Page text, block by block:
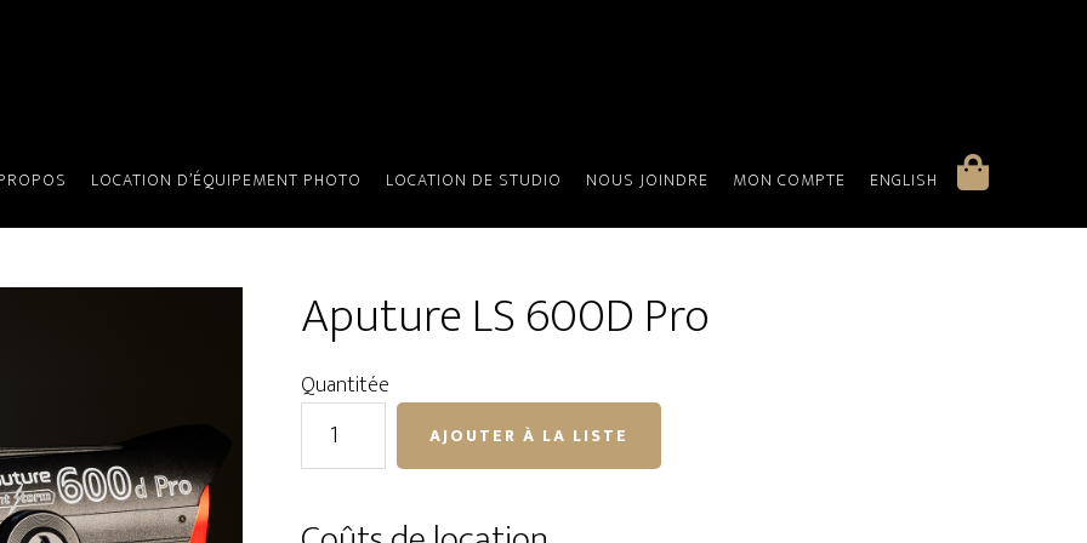
LOCATION D’ÉQUIPEMENT PHOTO LOCATION DE STUDIO NOUS JOINDRE MON COMPTE ENGLISH
600D Pro
Aputure LS 600D Pro
Quantitée
quantité
LS
AJOUTER À LA LISTE